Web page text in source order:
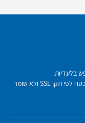
בלעדיות.
הזמנה באתר ללא חיוב, התשלום במלון. הוטלס מאובטח לפי תקן SSL ולא שומר